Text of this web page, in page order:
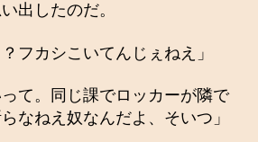
出したのだ。
フカシこいてんじぇねえ」
って。同じ課でロッカーが隣で
なねえ奴なんだよ、そいつ」